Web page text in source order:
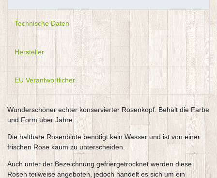
Technische Daten
Hersteller
EU Verantwortlicher
Wunderschöner echter konservierter Rosenkopf. Behält die Farbe
und Form über Jahre.
Die haltbare Rosenblüte benötigt kein Wasser und ist von einer
frischen Rose kaum zu unterscheiden.
Auch unter der Bezeichnung gefriergetrocknet werden diese
Rosen teilweise angeboten, jedoch handelt es sich um ein